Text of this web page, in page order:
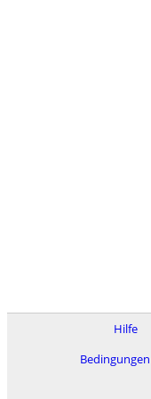
Hilfe
Bedingungen